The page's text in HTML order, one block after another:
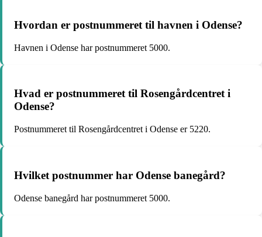
Hvordan er postnummeret til havnen i Odense?
Havnen i Odense har postnummeret 5000.
Hvad er postnummeret til Rosengårdcentret i
Odense?
Postnummeret til Rosengårdcentret i Odense er 5220.
Hvilket postnummer har Odense banegård?
Odense banegård har postnummeret 5000.